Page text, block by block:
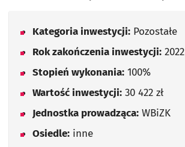
Kategoria inwestycji: Pozostałe
Rok zakończenia inwestycji: 2022
Stopień wykonania: 100%
Wartość inwestycji: 30 422 zł
Jednostka prowadząca: WBiZK
Osiedle: inne